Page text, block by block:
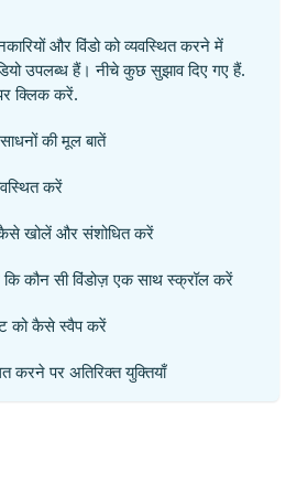
और विंडो को व्यवस्थित करने में
उपलब्ध हैं। नीचे कुछ सुझाव दिए गए हैं.
क्लिक करें.
की मूल बातें
करें
खोलें और संशोधित करें
कौन सी विंडोज़ एक साथ स्क्रॉल करें
को कैसे स्वैप करें
करने पर अतिरिक्त युक्तियाँ